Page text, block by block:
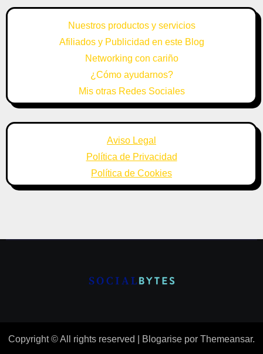
Nuestros productos y servicios
Afiliados y Publicidad en este Blog
Networking con cariño
¿Cómo ayudarnos?
Mis otras Redes Sociales
Aviso Legal
Política de Privacidad
Política de Cookies
Copyright © All rights reserved Blogarise por Themeansar.